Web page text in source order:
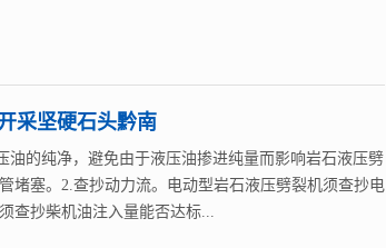
采坚硬石头黔南
油的纯净，避免由于液压油掺进纯量而影响岩石液压劈
堵塞。2.查抄动力流。电动型岩石液压劈裂机须查抄电
查抄柴机油注入量能否达标...